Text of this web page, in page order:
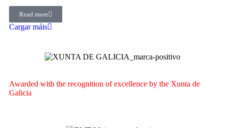
Read more
Cargar máis
Awarded with the recognition of excellence by the Xunta de
Galicia